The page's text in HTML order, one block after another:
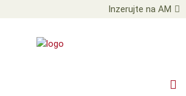
Inzerujte na AM